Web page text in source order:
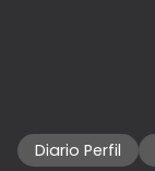
Diario Perfil